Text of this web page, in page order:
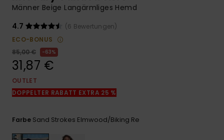
Finden Sie
Antworten auf
die häufigsten
Fragen sowie
Männer Beige Langärmliges Hemd
4.7
(6 Bewertungen)
ECO-BONUS
85,00 €
63%
31,87 €
OUTLET
DOPPELTER RABATT EXTRA 25 %
Farbe Sand Strokes Elmwood/biking Re